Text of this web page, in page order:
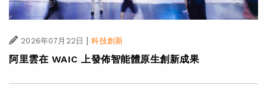
2026年07月22日 | 科技創新
阿里雲在 WAIC 上發佈智能體原生創新成果